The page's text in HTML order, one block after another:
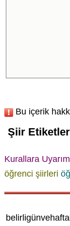
Bu içerik
Şiir
Kurallara Uyarım
öğrenci şiirleri